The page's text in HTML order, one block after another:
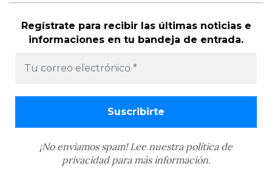
Regístrate para recibir las últimas noticias e
informaciones en tu bandeja de entrada.
¡No enviamos spam! Lee nuestra política de
privacidadpara más información.